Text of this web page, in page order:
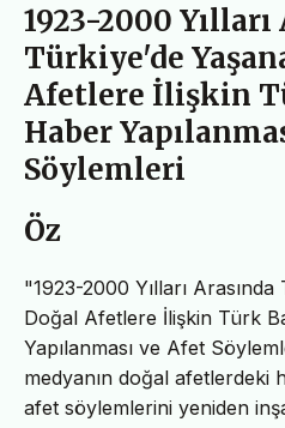
1923-2000 Yılları
Türkiye'de
Afetlere İlişkin
Haber
Söylemleri
Öz
"1923-2000 Yılları
Doğal Afetlere İlişkin Türk
Yapılanması ve Afet
medyanın doğal afetlerdeki
afet söylemlerini yeniden